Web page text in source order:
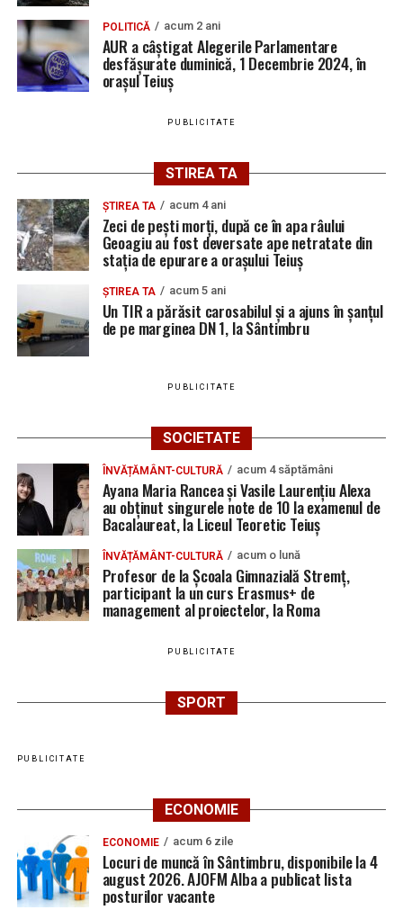
Ultimele știri din Teiuș
Jaf de peste 300.000 de euro, la Teiuș. Familia
păgubită susține că ancheta bate pasul pe loc, la
aproape o lună de la spargere
Locuri de muncă în Sântimbru, disponibile la 4
Locuri de muncă în Galda de Jos, disponibile la 4
august 2026. AJOFM Alba a publicat lista posturilor
vacante
Locuri de muncă în Teiuș, disponibile la 4 august
2026. AJOFM Alba a publicat lista posturilor
vacante
Bărbat de 30 de ani din Galda de Jos, reținut după
ce și-ar fi agresat și violat partenera
POLITICĂ acum 2 ani
AUR a câștigat Alegerile Parlamentare
desfășurate duminică, 1 Decembrie 2024, în
orașul Teiuș
PUBLICITATE
STIREA TA
ȘTIREA TA acum 4 ani
Zeci de pești morți, după ce în apa râului
Geoagiu au fost deversate ape netratate din
stația de epurare a orașului Teiuș
ȘTIREA TA acum 5 ani
Un TIR a părăsit carosabilul și a ajuns în șanțul
de pe marginea DN 1, la Sântimbru
PUBLICITATE
SOCIETATE
ÎNVĂȚĂMÂNT-CULTURĂ acum 4 săptămâni
Ayana Maria Rancea și Vasile Laurențiu Alexa
au obținut singurele note de 10 la examenul de
Bacalaureat, la Liceul Teoretic Teiuș
ÎNVĂȚĂMÂNT-CULTURĂ acum o lună
Profesor de la Școala Gimnazială Stremț,
participant la un curs Erasmus+ de
management al proiectelor, la Roma
PUBLICITATE
SPORT
PUBLICITATE
ECONOMIE
ECONOMIE acum 6 zile
Locuri de muncă în Sântimbru, disponibile la 4
august 2026. AJOFM Alba a publicat lista
posturilor vacante